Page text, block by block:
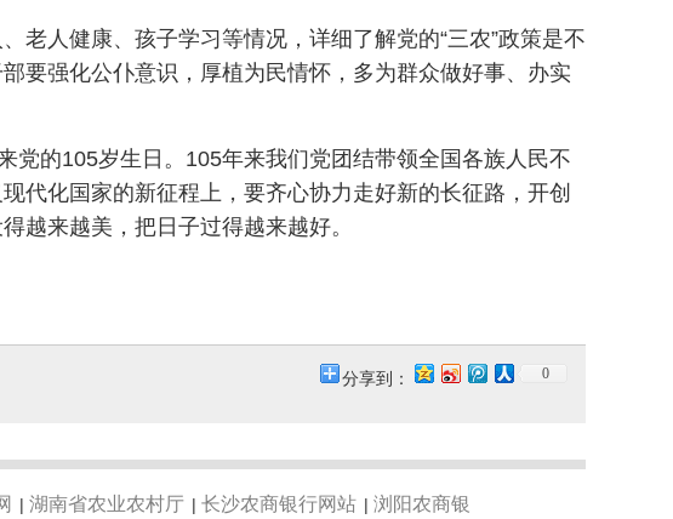
老人健康、孩子学习等情况，详细了解党的“三农”政策是不
要强化公仆意识，厚植为民情怀，多为群众做好事、办实
党的105岁生日。105年来我们党团结带领全国各族人民不
代化国家的新征程上，要齐心协力走好新的长征路，开创
越来越美，把日子过得越来越好。
分享到： 0
| 湖南省农业农村厅 | 长沙农商银行网站 | 浏阳农商银